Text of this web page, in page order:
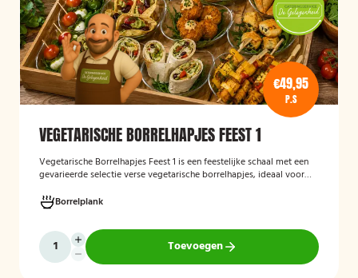
€49,95
P.S
VEGETARISCHE BORRELHAPJES FEEST 1
Vegetarische Borrelhapjes Feest 1 is een feestelijke schaal met een
gevarieerde selectie verse vegetarische borrelhapjes, ideaal voor
vers bereid en verzorgd gepresenteerd, zodat gasten kunnen
genieten van een smaakvolle en volledig vegetarische
borrelervaring.
Borrelplank
Toevoegen